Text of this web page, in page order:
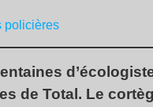
policières
de Total. Le